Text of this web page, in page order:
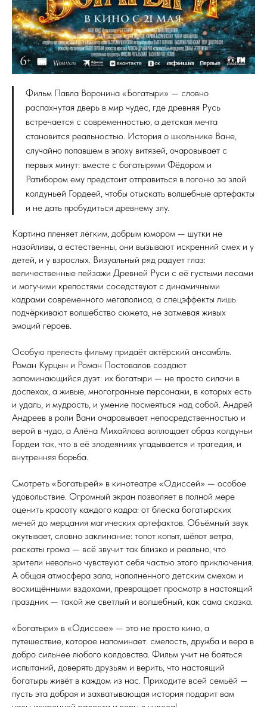
Фильм Павла Воронина «Богатыри» — словно
распахнутая дверь в мир чудес, где древняя Русь
встречается с современностью, а детская мечта
становится реальностью. История о школьнике Ване,
случайно попавшем в эпоху витязей, очаровывает с
первых минут: вместе с богатырями Фёдором и
Ратибором ему предстоит отправиться в погоню за злой
колдуньей Гордеей, чтобы отыскать волшебные артефакты
и не дать пробудиться древнему злу.
Картина пленяет лёгким, добрым юмором — шутки не
назойливы, а естественны, они вызывают искренний смех и у
детей, и у взрослых. Визуальный ряд радует глаз:
величественные пейзажи Древней Руси с её густыми лесами
и могучими крепостями соседствуют с динамичными
кадрами современного мегаполиса, а спецэффекты лишь
подчёркивают волшебство сюжета, не затмевая живых
эмоций героев.
Особую прелесть фильму придаёт актёрский ансамбль.
Роман Курцын и Роман Постовалов создают
запоминающийся дуэт: их богатыри — не просто силачи в
доспехах, а живые, многогранные персонажи, в которых есть
и удаль, и мудрость, и умение посмеяться над собой. Андрей
Андреев в роли Вани очаровывает непосредственностью и
верой в чудо, а Алёна Михайлова воплощает образ колдуньи
Гордеи так, что в её злодеяниях угадывается и трагедия, и
внутренняя борьба.
Смотреть «Богатырей» в кинотеатре «Одиссей» — особое
удовольствие. Огромный экран позволяет в полной мере
оценить красоту каждого кадра: от блеска богатырских
мечей до мерцания магических артефактов. Объёмный звук
окутывает, словно заклинание: топот копыт, шёпот ветра,
раскаты грома — всё звучит так близко и реально, что
зрители невольно чувствуют себя частью этого приключения.
А общая атмосфера зала, наполненного детским смехом и
восхищёнными вздохами, превращает просмотр в настоящий
праздник — такой же светлый и волшебный, как сама сказка.
«Богатыри» в «Одиссее» — это не просто кино, а
путешествие, которое напоминает: смелость, дружба и вера в
добро сильнее любого колдовства. Фильм учит не бояться
испытаний, доверять друзьям и верить, что настоящий
богатырь живёт в каждом из нас. Приходите всей семьёй —
пусть эта добрая и захватывающая история подарит вам